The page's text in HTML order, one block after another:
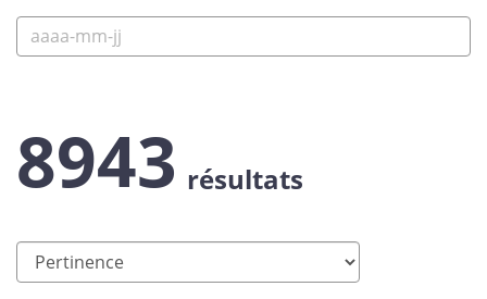
8943 résultats